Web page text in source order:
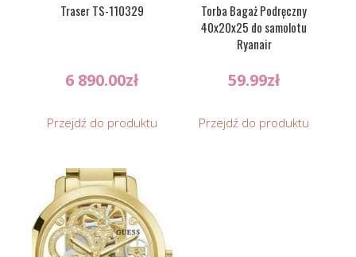
Traser TS-110329
6 890.00zł
Przejdź do produktu
Torba Bagaż Podręczny
40x20x25 do samolotu
Ryanair
59.99zł
Przejdź do produktu